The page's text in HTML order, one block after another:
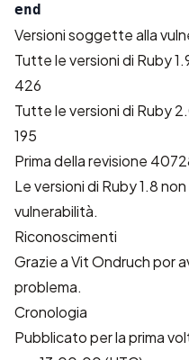
end
Versioni soggette alla
Tutte le versioni di Ruby
426
Tutte le versioni di Ruby
195
Prima della revisione
Le versioni di Ruby 1.8
vulnerabilità.
Riconoscimenti
Grazie a Vit Ondruch por
problema.
Cronologia
Pubblicato per la prima